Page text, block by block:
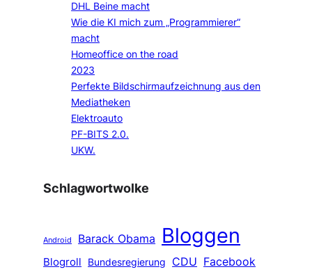
DHL Beine macht
Wie die KI mich zum „Programmierer“
macht
Homeoffice on the road
2023
Perfekte Bildschirmaufzeichnung aus den
Mediatheken
Elektroauto
PF-BITS 2.0.
UKW.
Schlagwortwolke
Android Barack Obama Bloggen
Blogroll Bundesregierung CDU Facebook